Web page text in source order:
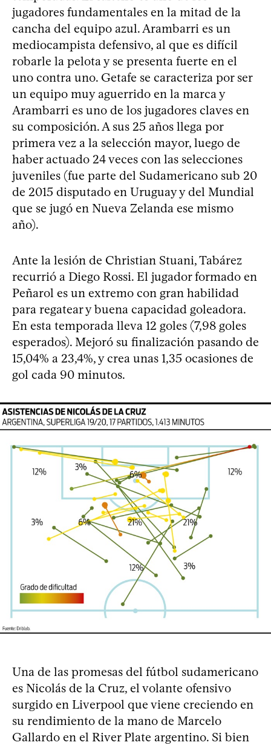
jugadores fundamentales en la mitad de la
cancha del equipo azul. Arambarri es un
mediocampista defensivo, al que es difícil
robarle la pelota y se presenta fuerte en el
uno contra uno. Getafe se caracteriza por ser
un equipo muy aguerrido en la marca y
Arambarri es uno de los jugadores claves en
su composición. A sus 25 años llega por
primera vez a la selección mayor, luego de
haber actuado 24 veces con las selecciones
juveniles (fue parte del Sudamericano sub 20
de 2015 disputado en Uruguay y del Mundial
que se jugó en Nueva Zelanda ese mismo
año).
Ante la lesión de Christian Stuani, Tabárez
recurrió a Diego Rossi. El jugador formado en
Peñarol es un extremo con gran habilidad
para regatear y buena capacidad goleadora.
En esta temporada lleva 12 goles (7,98 goles
esperados). Mejoró su finalización pasando de
15,04% a 23,4%, y crea unas 1,35 ocasiones de
gol cada 90 minutos.
Una de las promesas del fútbol sudamericano
es Nicolás de la Cruz, el volante ofensivo
surgido en Liverpool que viene creciendo en
su rendimiento de la mano de Marcelo
Gallardo en el River Plate argentino. Si bien